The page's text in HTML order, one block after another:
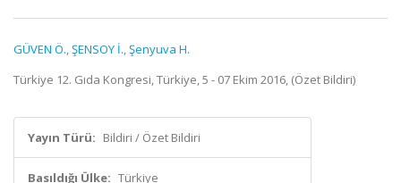
GÜVEN Ö.,ŞENSOY İ.,Şenyuva H.
Türkiye 12. Gıda Kongresi, Türkiye, 5 - 07 Ekim 2016, (Özet Bildiri)
Yayın Türü: Bildiri / Özet Bildiri
Basıldığı Ülke: Türkiye